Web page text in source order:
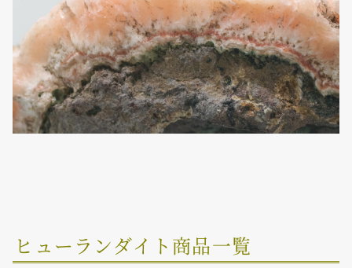
ヒューランダイト商品一覧